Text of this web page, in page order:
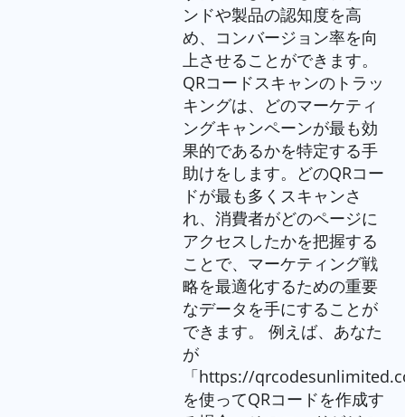
ンドや製品の認知度を高
め、コンバージョン率を向
上させることができます。
QRコードスキャンのトラッ
キングは、どのマーケティ
ングキャンペーンが最も効
果的であるかを特定する手
助けをします。どのQRコー
ドが最も多くスキャンさ
れ、消費者がどのページに
アクセスしたかを把握する
ことで、マーケティング戦
略を最適化するための重要
なデータを手にすることが
できます。 例えば、あなた
が
「https://
を使ってQRコードを作成す